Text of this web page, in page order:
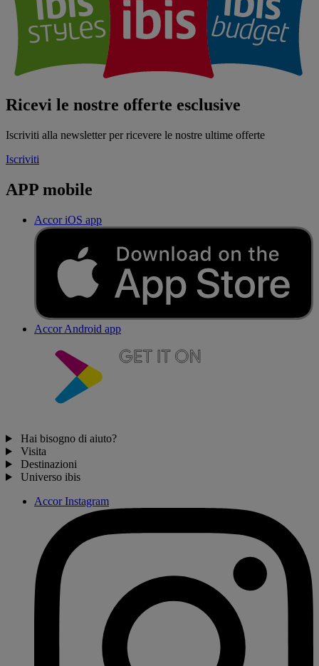
Ricevi le nostre offerte esclusive
Iscriviti alla newsletter per ricevere le nostre ultime offerte
Iscriviti
APP mobile
Accor iOS app
Accor Android app
Hai bisogno di aiuto?
Visita
Destinazioni
Universo ibis
Accor Instagram